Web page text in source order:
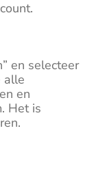
en selecteer
alle
en
Het is